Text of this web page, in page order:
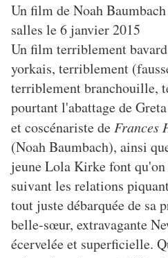
Un film de Noah
salles le 6 janvier 2015
Un film terriblement
yorkais, terriblement
terriblement branchouille,
pourtant l'abattage de
et coscénariste de Frances
(Noah Baumbach), ainsi
jeune Lola Kirke font qu'on
suivant les relations
tout juste débarquée de sa
belle-sœur, extravagante
écervelée et superficielle.